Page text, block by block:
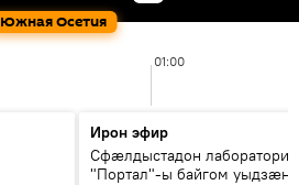
Южная Осетия
01:00
Ирон эфир
Сфæлдыстадон лаборатори
"Портал"-ы байгом уыдзæн